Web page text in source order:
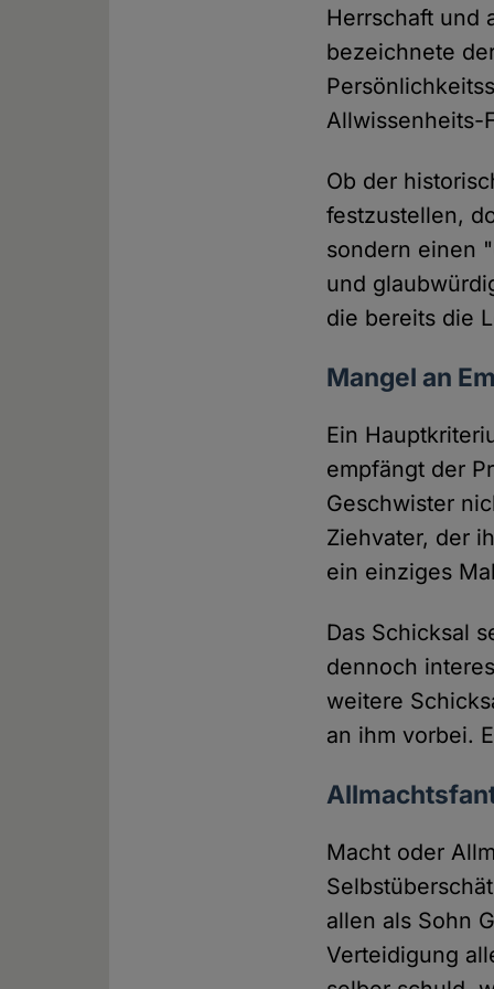
Herrschaft und
bezeichnete
Allwissenheits-
Ob der
festzustellen,
sondern einen
und
die bereits die
Mangel an
Ein
empfängt der
Geschwister
Ziehvater, der
ein einziges
Das Schicksal
dennoch
weitere
an ihm vorbei.
Macht oder
allen als Sohn
Verteidigung